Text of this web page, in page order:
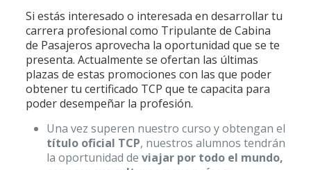
Si estás interesado o interesada en desarrollar tu
carrera profesional como Tripulante de Cabina
de Pasajeros aprovecha la oportunidad que se te
presenta. Actualmente se ofertan las últimas
plazas de estas promociones con las que poder
obtener tu certificado TCP que te capacita para
poder desempeñar la profesión.
Una vez superen nuestro curso y obtengan el
título oficial TCP, nuestros alumnos tendrán
la oportunidad de viajar por todo el mundo,